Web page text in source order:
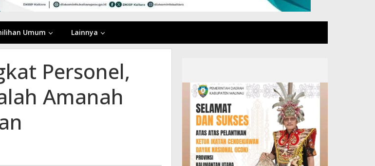
Umum Lainnya
Personel,
Amanah